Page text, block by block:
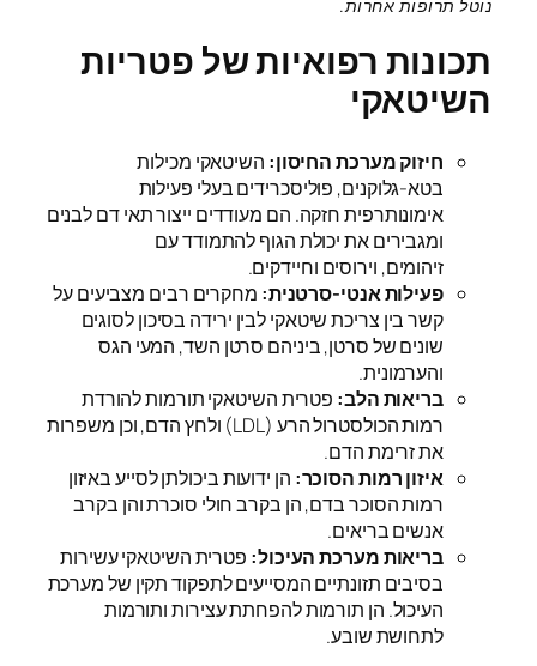
נוטל תרופות אחרות.
תכונות רפואיות של פטריות
השיטאקי
חיזוק מערכת החיסון: השיטאקי מכילות
בטא-גלוקנים, פוליסכרידים בעלי פעילות
אימונותרפית חזקה. הם מעודדים ייצור תאי דם לבנים
ומגבירים את יכולת הגוף להתמודד עם
זיהומים, וירוסים וחיידקים.
פעילות אנטי-סרטנית: מחקרים רבים מצביעים על
קשר בין צריכת שיטאקי לבין ירידה בסיכון לסוגים
שונים של סרטן, ביניהם סרטן השד, המעי הגס
והערמונית.
בריאות הלב: פטרית השיטאקי תורמות להורדת
רמות הכולסטרול הרע (LDL) ולחץ הדם, וכן משפרות
את זרימת הדם.
איזון רמות הסוכר: הן ידועות ביכולתן לסייע באיזון
רמות הסוכר בדם, הן בקרב חולי סוכרת והן בקרב
אנשים בריאים.
בריאות מערכת העיכול: פטרית השיטאקי עשירות
בסיבים תזונתיים המסייעים לתפקוד תקין של מערכת
העיכול. הן תורמות להפחתת עצירות ותורמות
לתחושת שובע.